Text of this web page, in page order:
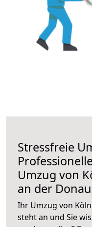
Stressfreie
Umzug von
an der Donau
Ihr Umzug von
steht an und Sie